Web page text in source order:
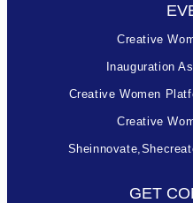
Creative
Inauguration
Creative Women
Creative
GET